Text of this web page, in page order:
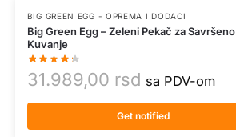
BIG GREEN EGG - OPREMA I DODACI
Big Green Egg – Zeleni Pekač za Savršeno
Kuvanje
31.989,00 rsd sa PDV-om
Get notified